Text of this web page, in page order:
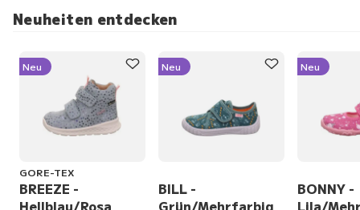
Neuheiten entdecken
Neu
GORE-TEX
BREEZE -
Hellblau/Rosa
Neu
BILL -
Grün/Mehrfarbig
Neu
BONNY -
Lila/